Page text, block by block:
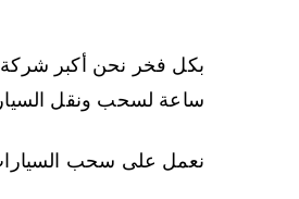
ساعة لسحب ونقل
نعمل على سحب